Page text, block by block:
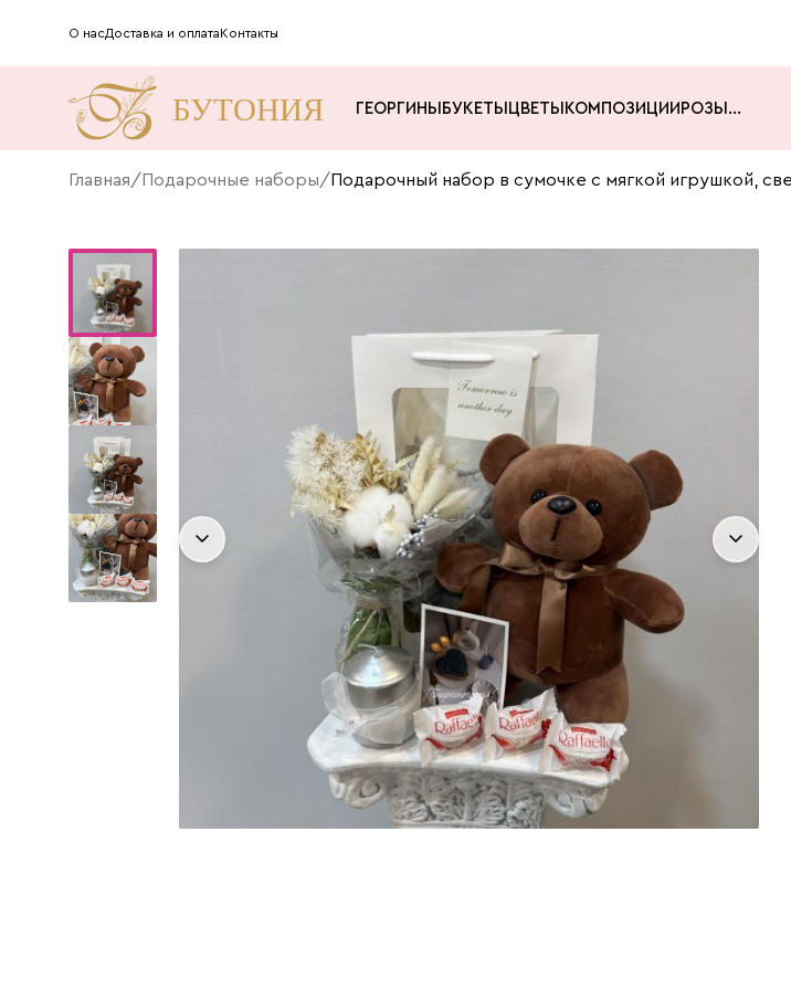
О насДоставка и оплатаКонтакты
ГЕОРГИНЫ БУКЕТЫ ЦВЕТЫ КОМПОЗИЦИИ РОЗЫ ...
Главная/ Подарочные наборы/ Подарочный набор в сумочке с мягкой игрушкой,